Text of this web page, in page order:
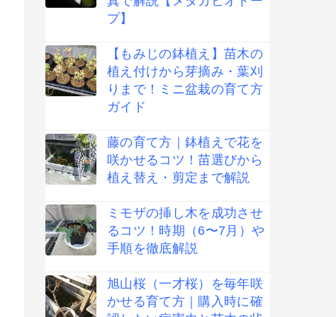
プ】
【もみじの鉢植え】苗木の
植え付けから芽摘み・葉刈
りまで！ミニ盆栽の育て方
ガイド
藤の育て方｜鉢植えで花を
咲かせるコツ！苗選びから
植え替え・剪定まで解説
ミモザの挿し木を成功させ
るコツ！時期（6〜7月）や
手順を徹底解説
旭山桜（一才桜）を毎年咲
かせる育て方｜購入時に確